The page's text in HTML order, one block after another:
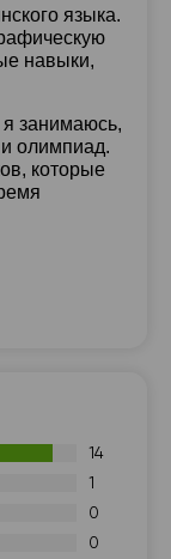
языка.
навыки,
занимаюсь,
олимпиад.
которые
14
1
0
0